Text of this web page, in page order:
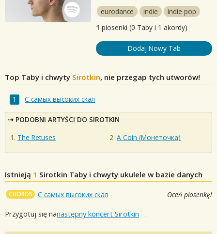
eurodance
indie
indie pop
1 piosenki (0 Taby i 1 akordy)
Dodaj Nowy Tab
Top Taby i chwyty Sirotkin, nie przegap tych utworów!
С самых высоких скал
PODOBNI ARTYŚCI DO SIROTKIN
The Retuses
A Coin (Монеточка)
Istnieją 1 Sirotkin Taby i chwyty ukulele w bazie danych
CHORDS С самых высоких скал Oceń piosenkę!
Przygotuj się nanastępny koncert Sirotkin .